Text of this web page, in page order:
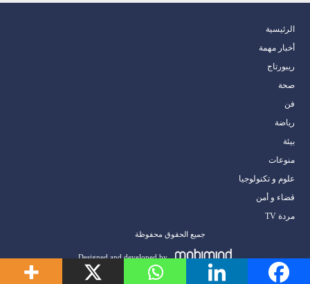
الرئيسية
أخبار مهمة
ريبورتاج
صحة
فن
رياضة
بيئة
منوعات
علوم و تكنولوجيا
قضاء و أمن
مردة TV
جميع الحقوق محفوظة
Designed and developed by